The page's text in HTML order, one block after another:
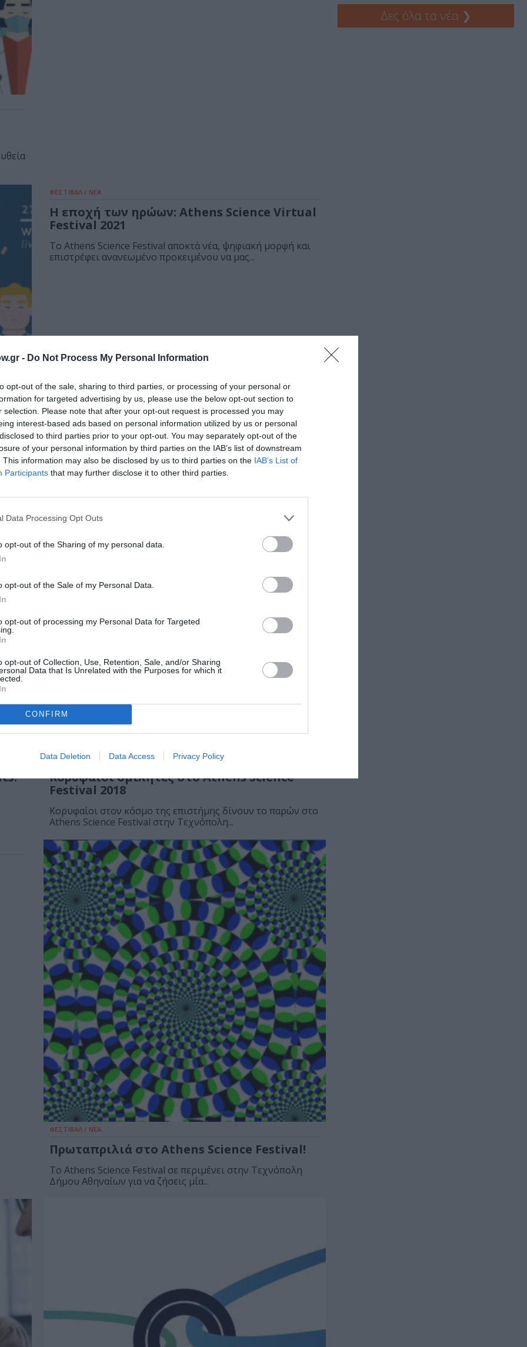
- Do Not Process My Personal Information
opt-out of the sale, sharing to third parties, or processing of your personal or
for targeted advertising by us, please use the below opt-out section to
selection. Please note that after your opt-out request is processed you may
interest-based ads based on personal information utilized by us or personal
to third parties prior to your opt-out. You may separately opt-out of the
of your personal information by third parties on the IAB’s list of downstream
This information may also be disclosed by us to third parties on the IAB’s List of
Participants that may further disclose it to other third parties.
Data Processing Opt Outs
opt-out of the Sharing of my personal data.
opt-out of the Sale of my Personal Data.
opt-out of processing my Personal Data for Targeted
opt-out of Collection, Use, Retention, Sale, and/or Sharing
Data that Is Unrelated with the Purposes for which it
CONFIRM
Data Deletion Data Access Privacy Policy
ΦΕΣΤΙΒΑΛ / ΝΕΑ
Η εποχή των ηρώων: Athens Science Virtual
Festival 2021
Το Athens Science Festival αποκτά νέα, ψηφιακή μορφή και
επιστρέφει ανανεωμένο προκειμένου να μας...
Το Μουσείο Τηλεπικοινωνιών Ομίλου ΟΤΕ
Για 5η χρονιά το Μουσείο Τηλεπικοινωνιών Ομίλου ΟΤΕ
συμμετέχει στο Athens Re-Science Festival με...
ΦΕΣΤΙΒΑΛ / ΝΕΑ
Τεχνόπολη
Tο Athens Science Festival επιστρέφει για 6η χρονιά, από τις
3 έως τις 7...
ΦΕΣΤΙΒΑΛ / ΝΕΑ
Κορυφαίοι ομιλητές στο Athens Science
Festival 2018
Κορυφαίοι στον κόσμο της επιστήμης δίνουν το παρών στο
Athens Science Festival στην Τεχνόπολη...
ΦΕΣΤΙΒΑΛ / ΝΕΑ
Πρωταπριλιά στο Athens Science Festival!
Το Athens Science Festival σε περιμένει στην Τεχνόπολη
Δήμου Αθηναίων για να ζήσεις μία...
Δες όλα τα νέα ❯